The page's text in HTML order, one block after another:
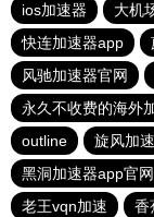
ios加速器
大机
快连加速器app
风驰加速器官网
永久不收费的海外
outline
旋风加速
黑洞加速器app官
老王vqn加速
香